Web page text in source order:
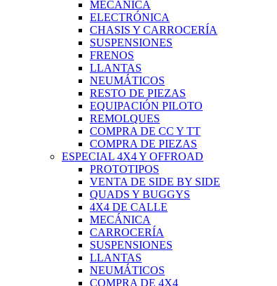
MECANICA
ELECTRÓNICA
CHASIS Y CARROCERÍA
SUSPENSIONES
FRENOS
LLANTAS
NEUMÁTICOS
RESTO DE PIEZAS
EQUIPACIÓN PILOTO
REMOLQUES
COMPRA DE CC Y TT
COMPRA DE PIEZAS
ESPECIAL 4X4 Y OFFROAD
PROTOTIPOS
VENTA DE SIDE BY SIDE
QUADS Y BUGGYS
4X4 DE CALLE
MECÁNICA
CARROCERÍA
SUSPENSIONES
LLANTAS
NEUMÁTICOS
COMPRA DE 4X4